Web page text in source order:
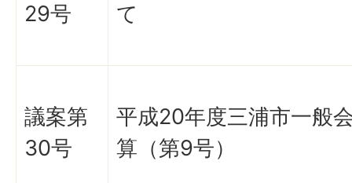
29号
て
議案第
30号
平成20年度三浦市一般
算（第9号）